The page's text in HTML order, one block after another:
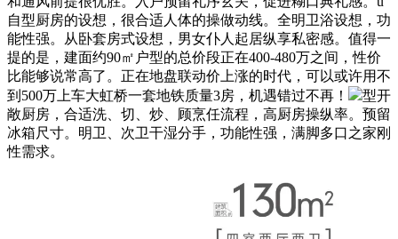
自型厨房的设想，很合适人体的操做动线。全明卫浴设想，功
能性强。从卧套房式设想，男女仆人起居纵享私密感。值得一
提的是，建面约90㎡户型的总价段正在400-480万之间，性价
比能够说常高了。正在地盘联动价上涨的时代，可以或许用不
到500万上车大虹桥一套地铁质量3房，机遇错过不再！
型开
敞厨房，合适洗、切、炒、顾烹任流程，高厨房操纵率。预留
冰箱尺寸。明卫、次卫干湿分手，功能性强，满脚多口之家刚
性需求。